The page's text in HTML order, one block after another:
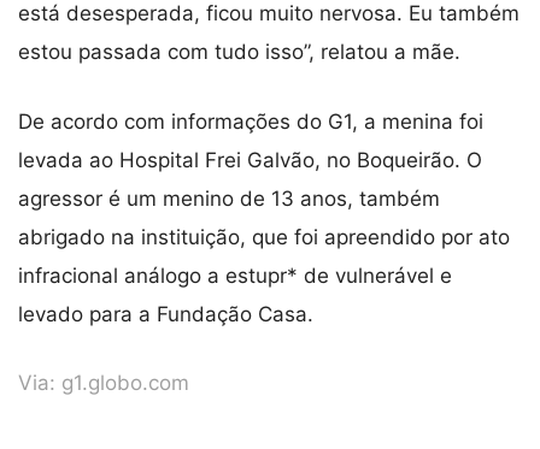
está desesperada, ficou muito nervosa. Eu também
estou passada com tudo isso”, relatou a mãe.
De acordo com informações do G1, a menina foi
levada ao Hospital Frei Galvão, no Boqueirão. O
agressor é um menino de 13 anos, também
abrigado na instituição, que foi apreendido por ato
infracional análogo a estupr* de vulnerável e
levado para a Fundação Casa.
Via: g1.globo.com